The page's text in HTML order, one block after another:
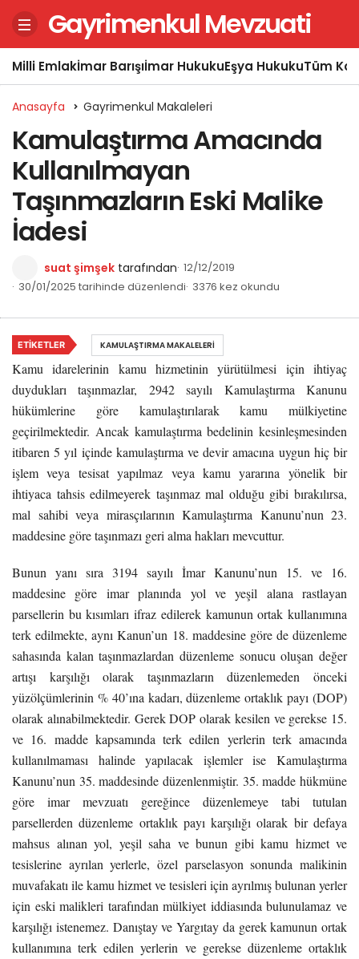
Gayrimenkul Mevzuati
Milli Emlakİmar Barışıİmar HukukuEşya HukukuTüm
Anasayfa Gayrimenkul Makaleleri
Kamulaştırma Amacında
Kullanılmayan
Taşınmazların Eski Malike
İadesi
suat şimşek tarafından 12/12/2019
30/01/2025 tarihinde düzenlendi 3376 kez okundu
Kamu idarelerinin kamu hizmetinin yürütülmesi için ihtiyaç
duydukları taşınmazlar, 2942 sayılı Kamulaştırma Kanunu
hükümlerine göre kamulaştırılarak kamu mülkiyetine
geçirilmektedir. Ancak kamulaştırma bedelinin kesinleşmesinden
itibaren 5 yıl içinde kamulaştırma ve devir amacına uygun hiç bir
işlem veya tesisat yapılmaz veya kamu yararına yönelik bir
ihtiyaca tahsis edilmeyerek taşınmaz mal olduğu gibi bırakılırsa,
mal sahibi veya mirasçılarının Kamulaştırma Kanunu’nun 23.
maddesine göre taşınmazı geri alma hakları mevcuttur.
Bunun yanı sıra 3194 sayılı İmar Kanunu’nun 15. ve 16.
maddesine göre imar planında yol ve yeşil alana rastlayan
parsellerin bu kısımları ifraz edilerek kamunun ortak kullanımına
terk edilmekte, aynı Kanun’un 18. maddesine göre de düzenleme
sahasında kalan taşınmazlardan düzenleme sonucu oluşan değer
artışı karşılığı olarak taşınmazların düzenlemeden önceki
yüzölçümlerinin % 40’ına kadarı, düzenleme ortaklık payı (DOP)
olarak alınabilmektedir. Gerek DOP olarak kesilen ve gerekse 15.
ve 16. madde kapsamında terk edilen yerlerin terk amacında
kullanılmaması halinde yapılacak işlemler ise Kamulaştırma
Kanunu’nun 35. maddesinde düzenlenmiştir. 35. madde hükmüne
göre imar mevzuatı gereğince düzenlemeye tabi tutulan
parsellerden düzenleme ortaklık payı karşılığı olarak bir defaya
mahsus alınan yol, yeşil saha ve bunun gibi kamu hizmet ve
tesislerine ayrılan yerlerle, özel parselasyon sonunda malikinin
muvafakatı ile kamu hizmet ve tesisleri için ayrılmış bulunan yerler
için eski malikleri tarafından mülkiyet iddiasında bulunulamaz ve
karşılığı istenemez. Danıştay ve Yargıtay da gerek kamunun ortak
kullanımına terk edilen yerlerin ve gerekse düzenleme ortaklık
ETIKETLER KAMULAŞTIRMA MAKALELERI